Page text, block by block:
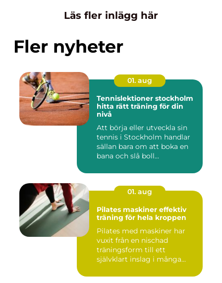
Läs fler inlägg här
Fler nyheter
01. aug
Tennislektioner stockholm
hitta rätt träning för din
nivå
Att börja eller utveckla sin
tennis i Stockholm handlar
sällan bara om att boka en
bana och slå boll...
01. aug
Pilates maskiner effektiv
träning för hela kroppen
Pilates med maskiner har
vuxit från en nischad
träningsform till ett
självklart inslag i många